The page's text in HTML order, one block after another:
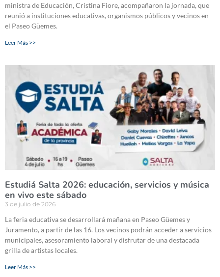
ministra de Educación, Cristina Fiore, acompañaron la jornada, que
reunió a instituciones educativas, organismos públicos y vecinos en
el Paseo Güemes.
Leer Más >>
Estudiá Salta 2026: educación, servicios y música
en vivo este sábado
3 de julio de 2026
La feria educativa se desarrollará mañana en Paseo Güemes y
Juramento, a partir de las 16. Los vecinos podrán acceder a servicios
municipales, asesoramiento laboral y disfrutar de una destacada
grilla de artistas locales.
Leer Más >>